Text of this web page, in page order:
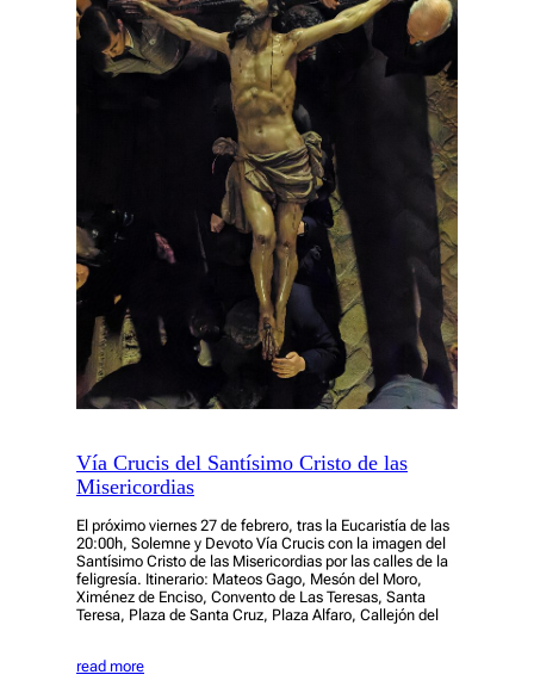
Vía Crucis del Santísimo Cristo de las
Misericordias
El próximo viernes 27 de febrero, tras la Eucaristía de las
20:00h, Solemne y Devoto Vía Crucis con la imagen del
Santísimo Cristo de las Misericordias por las calles de la
feligresía. Itinerario: Mateos Gago, Mesón del Moro,
Ximénez de Enciso, Convento de Las Teresas, Santa
Teresa, Plaza de Santa Cruz, Plaza Alfaro, Callejón del
read more